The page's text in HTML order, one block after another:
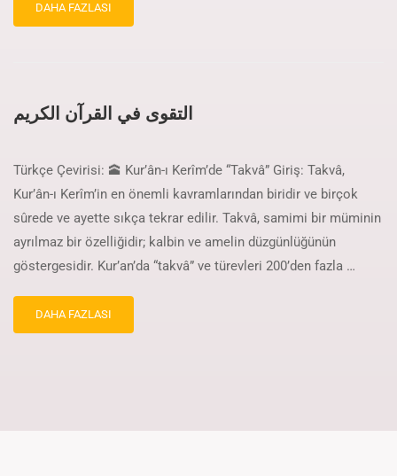
DAHA FAZLASI
التقوى في القرآن الكريم
Türkçe Çevirisi: 🕋 Kur’ân-ı Kerîm’de “Takvâ” Giriş: Takvâ,
Kur’ân-ı Kerîm’in en önemli kavramlarından biridir ve birçok
sûrede ve ayette sıkça tekrar edilir. Takvâ, samimi bir müminin
ayrılmaz bir özelliğidir; kalbin ve amelin düzgünlüğünün
göstergesidir. Kur’an’da “takvâ” ve türevleri 200’den fazla …
DAHA FAZLASI